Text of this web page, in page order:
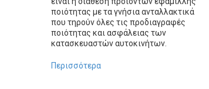
ποιότητας με τα γνήσια ανταλλακτικά
που τηρούν όλες τις προδιαγραφές
ποιότητας και ασφάλειας των
κατασκευαστών αυτοκινήτων.
Περισσότερα